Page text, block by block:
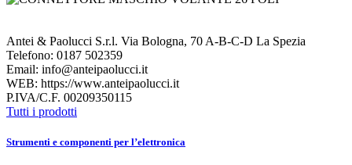
Antei & Paolucci S.r.l. Via Bologna, 70 A-B-C-D La Spezia
Telefono: 0187 502359
Email: info@anteipaolucci.it
WEB: https://www.anteipaolucci.it
P.IVA/C.F. 00209350115
Tutti i prodotti
Strumenti e componenti per l’elettronica